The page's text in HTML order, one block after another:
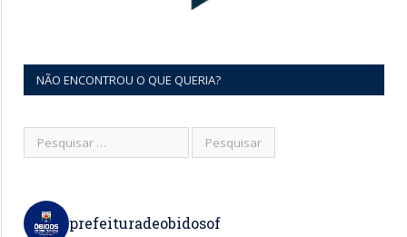
NÃO ENCONTROU O QUE QUERIA?
prefeituradeobidosof